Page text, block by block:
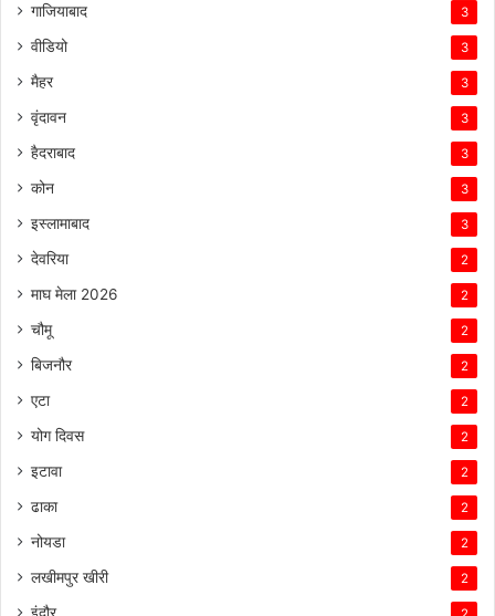
गाजियाबाद 3
वीडियो 3
मैहर 3
वृंदावन 3
हैदराबाद 3
कोन 3
इस्लामाबाद 3
देवरिया 2
माघ मेला 2026 2
चौमू 2
बिजनौर 2
एटा 2
योग दिवस 2
इटावा 2
ढाका 2
नोयडा 2
लखीमपुर खीरी 2
इंदौर